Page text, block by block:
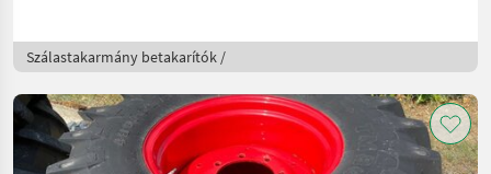
Szálastakarmány betakarítók /